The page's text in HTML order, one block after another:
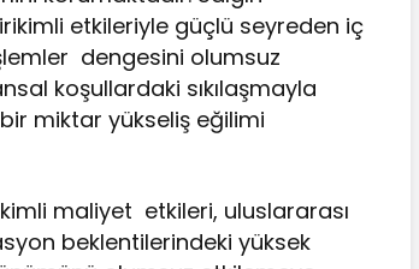
etkileriyle güçlü seyreden iç
dengesini olumsuz
koşullardaki sıkılaşmayla
miktar yükseliş eğilimi
maliyet etkileri, uluslararası
beklentilerindeki yüksek